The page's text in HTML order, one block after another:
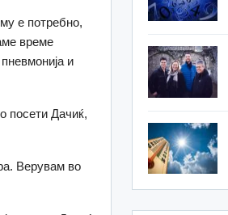
е потребно,
време
и
посети Дачиќ,
Верувам во